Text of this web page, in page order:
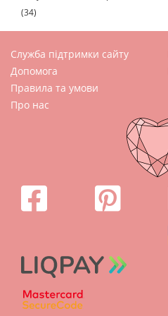
(34)
Служба підтримки сайту
Допомога
Правила та умови
Про нас